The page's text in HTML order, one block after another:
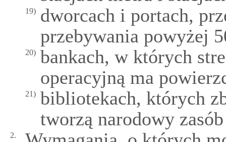
19) dworcach i portach,
przebywania powyżej
20) bankach, w których
operacyjną ma
21) bibliotekach, których
tworzą narodowy
2.